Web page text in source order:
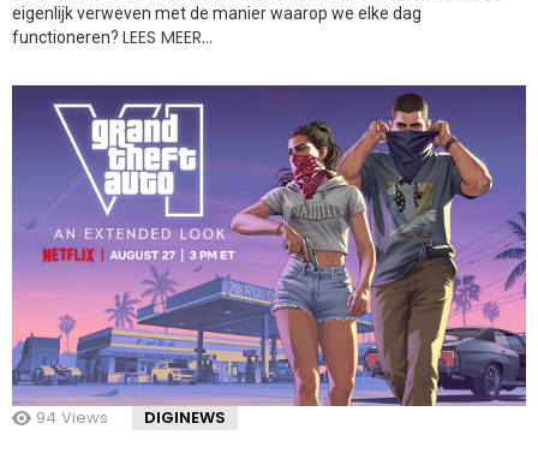
eigenlijk verweven met de manier waarop we elke dag
functioneren? LEES MEER…
94 Views DIGINEWS